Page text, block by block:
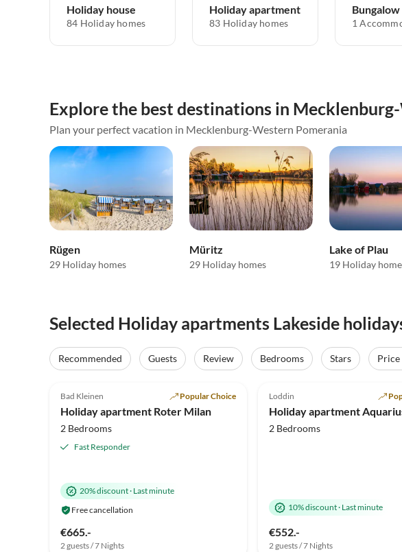
Holiday house
84 Holiday homes
Holiday apartment
83 Holiday homes
Bungalow
1
Explore the best destinations in
Plan your perfect vacation in Mecklenburg-Western Pomerania
Rügen
29 Holiday homes
Müritz
29 Holiday homes
Lake of Plau
19 Holiday
Selected Holiday apartments Lakeside
Recommended Guests Review Bedrooms Stars Price
Top-Listing
Bad Kleinen Popular Choice
Holiday apartment Roter Milan
2 Bedrooms
Fast Responder
20% discount· Last minute
Free cancellation
€665.-
2 guests / 7 Nights
Super Host
Loddin
2 Bedrooms
10% discount· Last minute
€552.-
2 guests / 7 Nights